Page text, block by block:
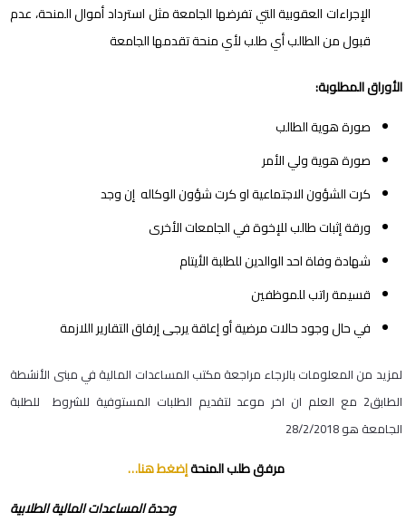
الإجراءات العقوبية التي تفرضها الجامعة مثل استرداد أموال المنحة، عدم
قبول من الطالب أي طلب لأي منحة تقدمها الجامعة
الأوراق المطلوبة:
صورة هوية الطالب
صورة هوية ولي الأمر
كرت الشؤون الاجتماعية او كرت شؤون الوكاله إن وجد
ورقة إثبات طالب للإخوة في الجامعات الأخرى
شهادة وفاة احد الوالدين للطلبة الأيتام
قسيمة راتب للموظفين
في حال وجود حالات مرضية أو إعاقة يرجى إرفاق التقارير اللازمة
لمزيد من المعلومات بالرجاء مراجعة مكتب المساعدات المالية في مبنى الأنشطة
الطابق2 مع العلم ان اخر موعد لتقديم الطلبات المستوفية للشروط للطلبة
الجامعة هو 28/2/2018
مرفق طلب المنحةإضغط هنا…
وحدة المساعدات المالية الطلابية